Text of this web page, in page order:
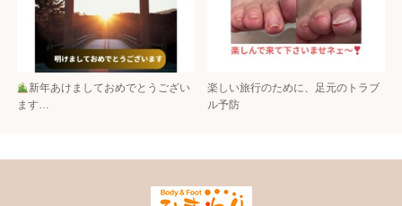
新年あけましておめでとうござい
ます…
楽しい旅行のために、足元のトラブ
ル予防